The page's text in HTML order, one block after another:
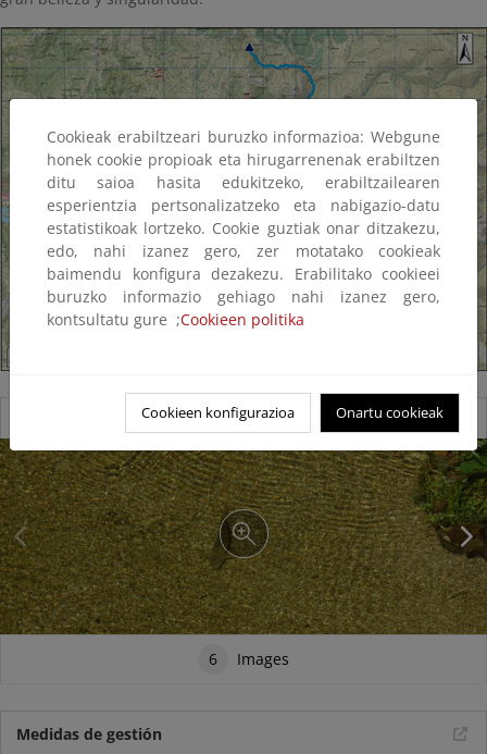
Reserva natural fluvial del Río Xares
6 Images
Medidas de gestión
Cookieak erabiltzeari buruzko informazioa: Webgune
honek cookie propioak eta hirugarrenenak erabiltzen
ditu saioa hasita edukitzeko, erabiltzailearen
esperientzia pertsonalizatzeko eta nabigazio-datu
estatistikoak lortzeko. Cookie guztiak onar ditzakezu,
edo, nahi izanez gero, zer motatako cookieak
baimendu konfigura dezakezu. Erabilitako cookieei
buruzko informazio gehiago nahi izanez gero,
kontsultatu gure ;Cookieen politika
Cookieen konfigurazioa Onartu cookieak